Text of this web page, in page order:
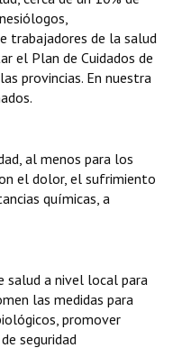
trabajadores de la salud
el Plan de Cuidados de
provincias. En nuestra
al menos para los
el dolor, el sufrimiento
químicas, a
salud a nivel local para
las medidas para
promover
seguridad